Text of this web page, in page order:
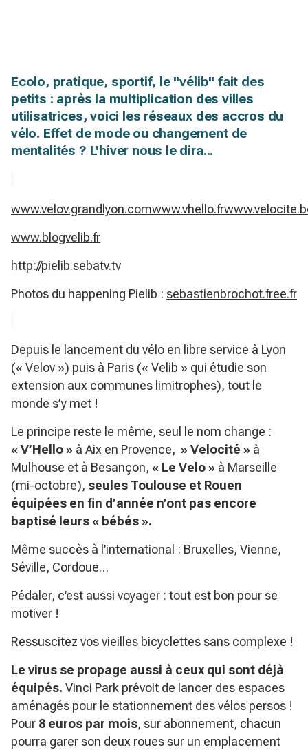
Ecolo, pratique, sportif, le "vélib" fait des
petits : après la multiplication des villes
utilisatrices, voici les réseaux des accros du
vélo. Effet de mode ou changement de
mentalités ? L'hiver nous le dira...
www.velov.grandlyon.comwww.vhello.fr
www.blogvelib.fr
http://pielib.sebatv.tv
Photos du happening Pielib : sebastienbrochot.free.fr
Depuis le lancement du vélo en libre service à Lyon
(« Velov ») puis à Paris (« Velib » qui étudie son
extension aux communes limitrophes), tout le
monde s’y met !
Le principe reste le même, seul le nom change :
« V’Hello » à Aix en Provence, » Velocité » à
Mulhouse et à Besançon, « Le Velo » à Marseille
(mi-octobre), seules Toulouse et Rouen
équipées en fin d’année n’ont pas encore
baptisé leurs « bébés ».
Même succès à l’international : Bruxelles, Vienne,
Séville, Cordoue…
Pédaler, c’est aussi voyager : tout est bon pour se
motiver !
Ressuscitez vos vieilles bicyclettes sans complexe !
Le virus se propage aussi à ceux qui sont déjà
équipés. Vinci Park prévoit de lancer des espaces
aménagés pour le stationnement des vélos persos !
Pour 8 euros par mois, sur abonnement, chacun
pourra garer son deux roues sur un emplacement